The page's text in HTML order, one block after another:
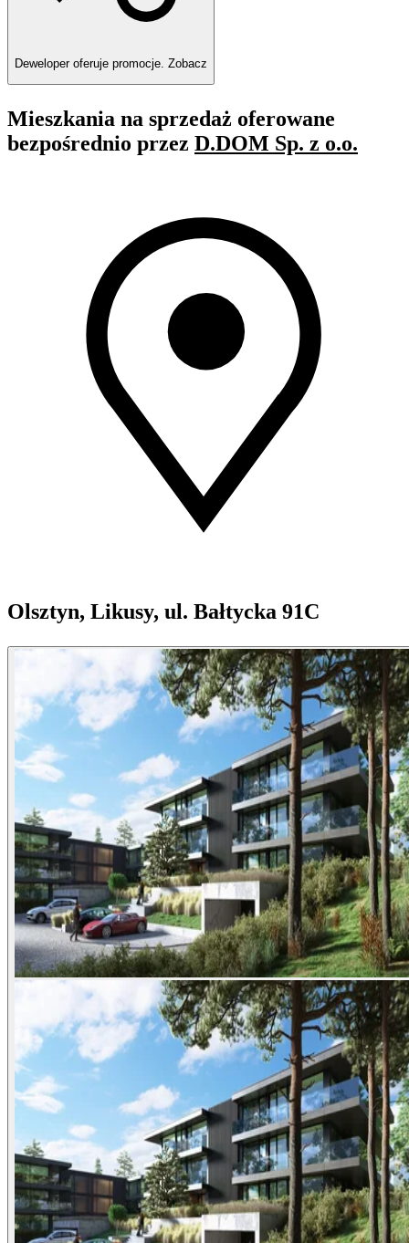
Deweloper oferuje promocje. Zobacz
Mieszkania na sprzedaż oferowane
bezpośrednio przez D.DOM Sp. z o.o.
Olsztyn, Likusy, ul. Bałtycka 91C